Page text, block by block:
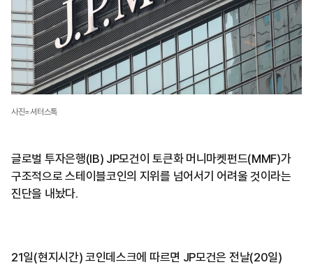
사진=셔터스톡
글로벌 투자은행(IB) JP모건이 토큰화 머니마켓펀드(MMF)가
구조적으로 스테이블코인의 지위를 넘어서기 어려울 것이라는
진단을 내놨다.
21일(현지시간) 코인데스크에 따르면 JP모건은 전날(20일)